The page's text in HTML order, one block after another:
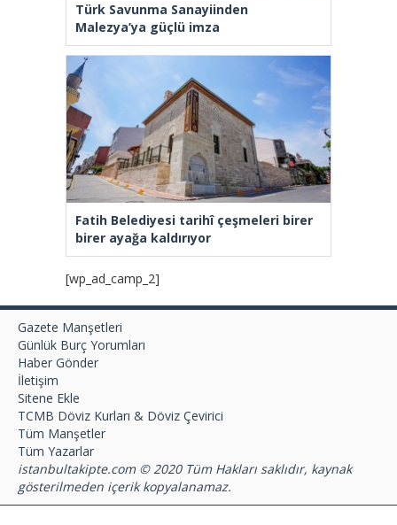
Türk Savunma Sanayiinden
Malezya’ya güçlü imza
Fatih Belediyesi tarihî çeşmeleri birer
birer ayağa kaldırıyor
[wp_ad_camp_2]
Gazete Manşetleri
Günlük Burç Yorumları
Haber Gönder
İletişim
Sitene Ekle
TCMB Döviz Kurları & Döviz Çevirici
Tüm Manşetler
Tüm Yazarlar
istanbultakipte.com © 2020 Tüm Hakları saklıdır, kaynak
gösterilmeden içerik kopyalanamaz.